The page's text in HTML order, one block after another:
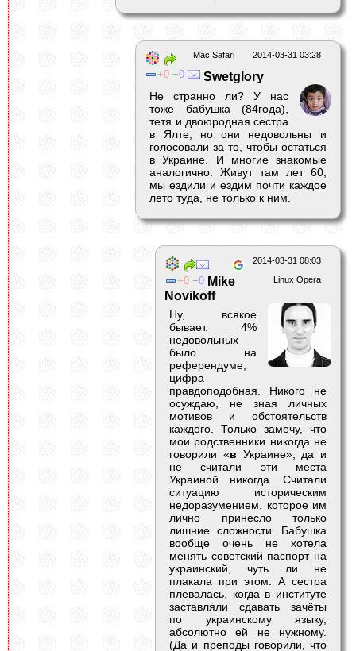
2014-03-31 03:28
Mac Safari
0 0 Swetglory
Не странно ли? У нас
тоже бабушка (84года),
тетя и двоюродная сестра
в Ялте, но они недовольны и
голосовали за то, чтобы остаться
в Украине. И многие знакомые
аналогично. Живут там лет 60,
мы ездили и ездим почти каждое
лето туда, не только к ним.
2014-03-31 08:03
Linux Opera
0 0 Mike
Novikoff
Ну, всякое
бывает. 4%
недовольных
было на
референдуме,
цифра
правдоподобная. Никого не
осуждаю, не зная личных
мотивов и обстоятельств
каждого. Только замечу, что
мои родственники никогда не
говорили «в Украине», да и
не считали эти места
Украиной никогда. Считали
ситуацию историческим
недоразумением, которое им
лично принесло только
лишние сложности. Бабушка
вообще очень не хотела
менять советский паспорт на
украинский, чуть ли не
плакала при этом. А сестра
плевалась, когда в институте
заставляли сдавать зачёты
по украинскому языку,
абсолютно ей не нужному.
(Да и преподы говорили, что